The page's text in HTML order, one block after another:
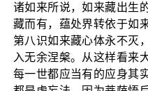
诸如来所说，如来藏出生
藏而有，蕴处界转依于如
第八识如来藏心体永不灭
入无余涅槃。从这样看来
每一世都应当有的应身其